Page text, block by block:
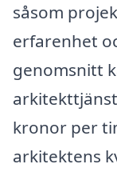
såsom
erfarenhet
genomsnitt
kronor per
arkitektens